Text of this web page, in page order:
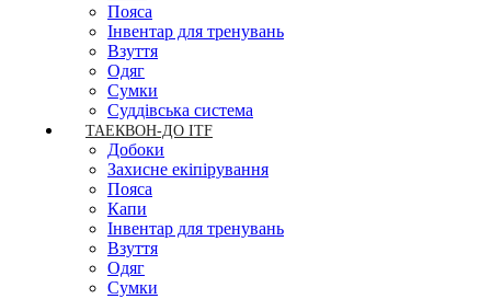
Пояса
Інвентар для тренувань
Взуття
Одяг
Сумки
Суддівська система
ТАЕКВОН-ДО ITF
Добоки
Захисне екіпірування
Пояса
Капи
Інвентар для тренувань
Взуття
Одяг
Сумки